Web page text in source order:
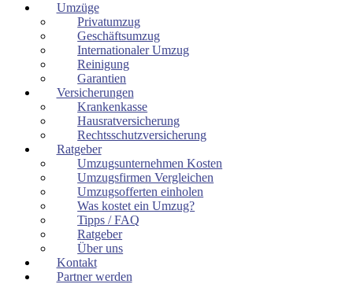
Umzüge
Privatumzug
Geschäftsumzug
Internationaler Umzug
Reinigung
Garantien
Versicherungen
Krankenkasse
Hausratversicherung
Rechtsschutzversicherung
Ratgeber
Umzugsunternehmen Kosten
Umzugsfirmen Vergleichen
Umzugsofferten einholen
Was kostet ein Umzug?
Tipps / FAQ
Ratgeber
Über uns
Kontakt
Partner werden